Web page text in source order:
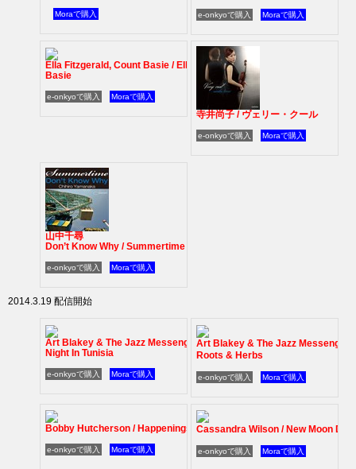
Moraで購入 e-onkyoで購入 Moraで購入
Ella Fitzgerald, Count Basie / Ella And
Basie
e-onkyoで購入 Moraで購入
寺井尚子 / ヴェリー・クール
e-onkyoで購入 Moraで購入
山中千尋
Don’t Know Why / Summertime
e-onkyoで購入 Moraで購入
2014.3.19 配信開始
Art Blakey & The Jazz Messengers / A
Night In Tunisia
e-onkyoで購入 Moraで購入
Art Blakey & The Jazz Messengers
Roots & Herbs
e-onkyoで購入 Moraで購入
Bobby Hutcherson / Happenings
e-onkyoで購入 Moraで購入
Cassandra Wilson / New Moon
e-onkyoで購入 Moraで購入